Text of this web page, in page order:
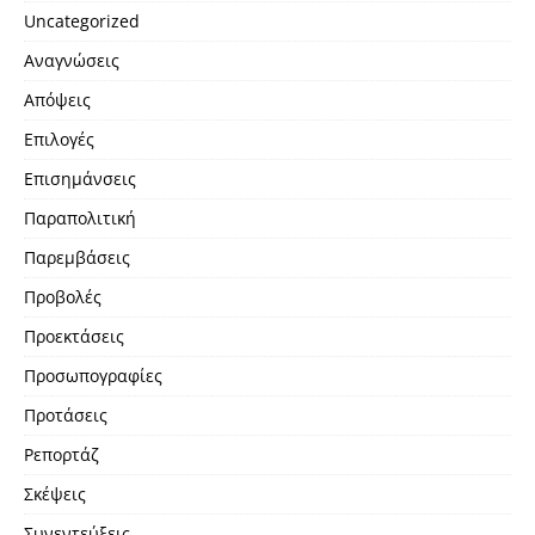
Uncategorized
Αναγνώσεις
Απόψεις
Επιλογές
Επισημάνσεις
Παραπολιτική
Παρεμβάσεις
Προβολές
Προεκτάσεις
Προσωπογραφίες
Προτάσεις
Ρεπορτάζ
Σκέψεις